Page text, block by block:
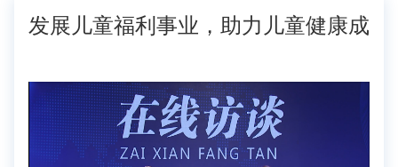
发展儿童福利事业，助力儿童健康成